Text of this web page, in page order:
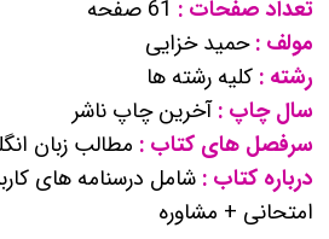
تعداد صفحات : 61 صفحه
مولف :حمید خزایی
رشته : کلیه رشته ها
سال چاپ :آخرین چاپ ناشر
سرفصل های کتاب : مطالب زبان
درباره کتاب : شامل درسنامه های
امتحانی + مشاوره